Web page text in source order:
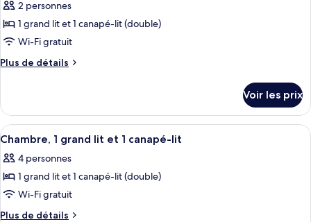
lits,
coin
cuisine
Chambre,
2
lits,
coin
cuisine
les
photos
pour
ce
chambre :
Chambre
Simple
2 personnes
1 grand lit et 1 canapé-lit (double)
Wi-Fi gratuit
Plus de détails
Plus
le
type
de
Chambre
Simple
Voir les prix
Afficher
toutes
les
photos
pour
ce
Une pièce avec une fenêtre, un
7
Chambre, 1 grand lit et 1 canapé-lit
4 personnes
1 grand lit et 1 canapé-lit (double)
Wi-Fi gratuit
Plus de détails
Plus